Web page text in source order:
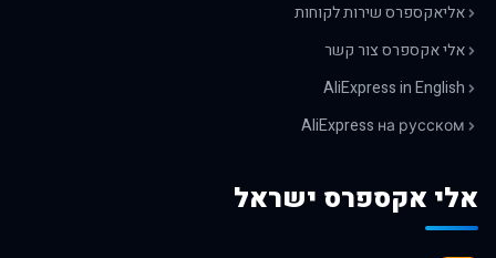
אליאקספרס שירות לקוחות
אלי אקספרס צור קשר
AliExpress in English
AliExpress на русском
אלי אקספרס ישראל